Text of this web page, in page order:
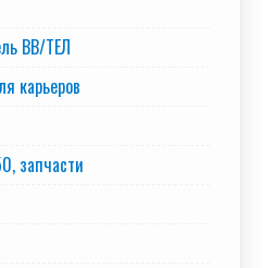
BB/TEЛ
карьеров
запчасти